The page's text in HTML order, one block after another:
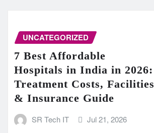
UNCATEGORIZED
7 Best Affordable
Hospitals in India in 2026:
Treatment Costs, Facilities
& Insurance Guide
SR Tech IT Jul 21, 2026